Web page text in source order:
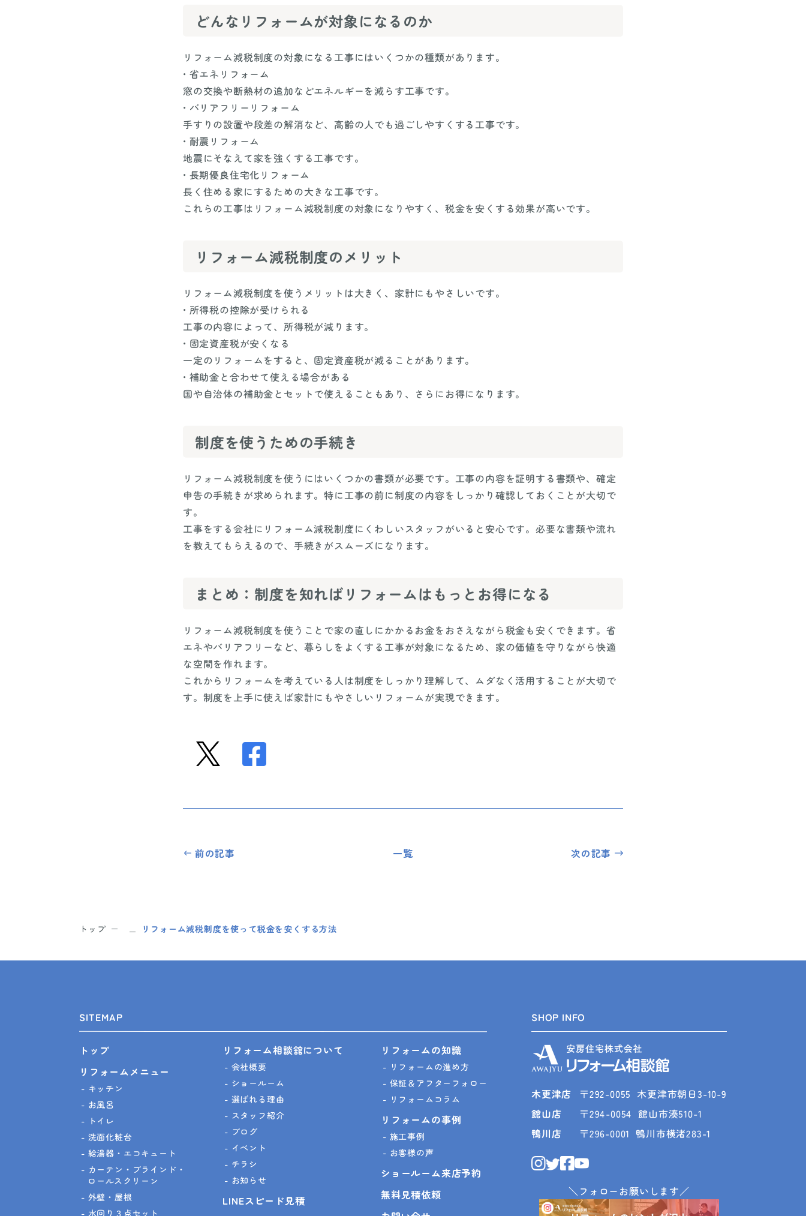
どんなリフォームが対象になるのか
リフォーム減税制度の対象になる工事にはいくつかの種類があります。
• 省エネリフォーム
窓の交換や断熱材の追加などエネルギーを減らす工事です。
• バリアフリーリフォーム
手すりの設置や段差の解消など、高齢の人でも過ごしやすくする工事です。
• 耐震リフォーム
地震にそなえて家を強くする工事です。
• 長期優良住宅化リフォーム
長く住める家にするための大きな工事です。
これらの工事はリフォーム減税制度の対象になりやすく、税金を安くする効果が高いです。
リフォーム減税制度のメリット
リフォーム減税制度を使うメリットは大きく、家計にもやさしいです。
• 所得税の控除が受けられる
工事の内容によって、所得税が減ります。
• 固定資産税が安くなる
一定のリフォームをすると、固定資産税が減ることがあります。
• 補助金と合わせて使える場合がある
国や自治体の補助金とセットで使えることもあり、さらにお得になります。
制度を使うための手続き
リフォーム減税制度を使うにはいくつかの書類が必要です。工事の内容を証明する書類や、確定
申告の手続きが求められます。特に工事の前に制度の内容をしっかり確認しておくことが大切で
す。
工事をする会社にリフォーム減税制度にくわしいスタッフがいると安心です。必要な書類や流れ
を教えてもらえるので、手続きがスムーズになります。
まとめ：制度を知ればリフォームはもっとお得になる
リフォーム減税制度を使うことで家の直しにかかるお金をおさえながら税金も安くできます。省
エネやバリアフリーなど、暮らしをよくする工事が対象になるため、家の価値を守りながら快適
な空間を作れます。
これからリフォームを考えている人は制度をしっかり理解して、ムダなく活用することが大切で
す。制度を上手に使えば家計にもやさしいリフォームが実現できます。
前の記事 一覧 次の記事
トップ リフォーム減税制度を使って税金を安くする方法
SITEMAP
トップ
リフォームメニュー
キッチン
お風呂
トイレ
洗面化粧台
給湯器・エコキュート
カーテン・ブラインド・
ロールスクリーン
外壁・屋根
水回り３点セット
リフォーム相談舘について
会社概要
ショールーム
選ばれる理由
スタッフ紹介
ブログ
イベント
チラシ
お知らせ
LINEスピード見積
リフォームの知識
リフォームの進め方
保証＆アフターフォロー
リフォームコラム
リフォームの事例
施工事例
お客様の声
ショールーム来店予約
無料見積依頼
SHOP INFO
木更津店 〒292-0055 木更津市朝日3-10-9
館山店 〒294-0054 館山市湊510-1
鴨川店 〒296-0001 鴨川市横渚283-1
＼フォローお願いします／